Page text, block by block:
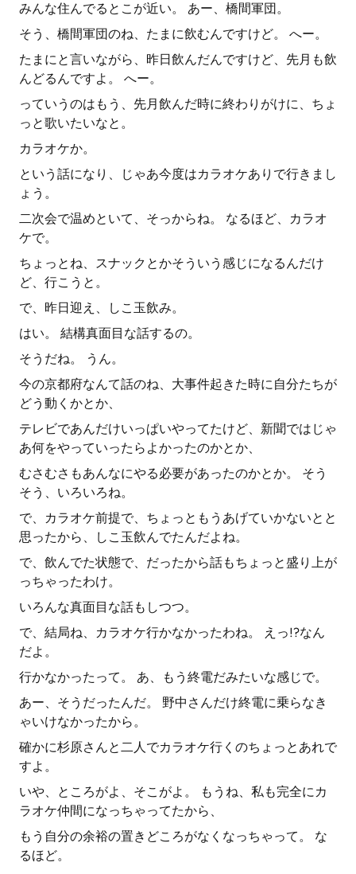
みんな住んでるとこが近い。 あー、橋間軍団。
そう、橋間軍団のね、たまに飲むんですけど。 へー。
たまにと言いながら、昨日飲んだんですけど、先月も飲
んどるんですよ。 へー。
っていうのはもう、先月飲んだ時に終わりがけに、ちょ
っと歌いたいなと。
カラオケか。
という話になり、じゃあ今度はカラオケありで行きまし
ょう。
二次会で温めといて、そっからね。 なるほど、カラオ
ケで。
ちょっとね、スナックとかそういう感じになるんだけ
ど、行こうと。
で、昨日迎え、しこ玉飲み。
はい。 結構真面目な話するの。
そうだね。 うん。
今の京都府なんて話のね、大事件起きた時に自分たちが
どう動くかとか、
テレビであんだけいっぱいやってたけど、新聞ではじゃ
あ何をやっていったらよかったのかとか、
むさむさもあんなにやる必要があったのかとか。 そう
そう、いろいろね。
で、カラオケ前提で、ちょっともうあげていかないとと
思ったから、しこ玉飲んでたんだよね。
で、飲んでた状態で、だったから話もちょっと盛り上が
っちゃったわけ。
いろんな真面目な話もしつつ。
で、結局ね、カラオケ行かなかったわね。 えっ!?なん
だよ。
行かなかったって。 あ、もう終電だみたいな感じで。
あー、そうだったんだ。 野中さんだけ終電に乗らなき
ゃいけなかったから。
確かに杉原さんと二人でカラオケ行くのちょっとあれで
すよ。
いや、ところがよ、そこがよ。 もうね、私も完全にカ
ラオケ仲間になっちゃってたから、
もう自分の余裕の置きどころがなくなっちゃって。 な
るほど。